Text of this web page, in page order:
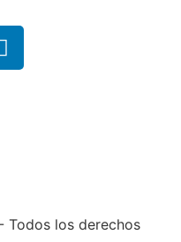
Todos los derechos